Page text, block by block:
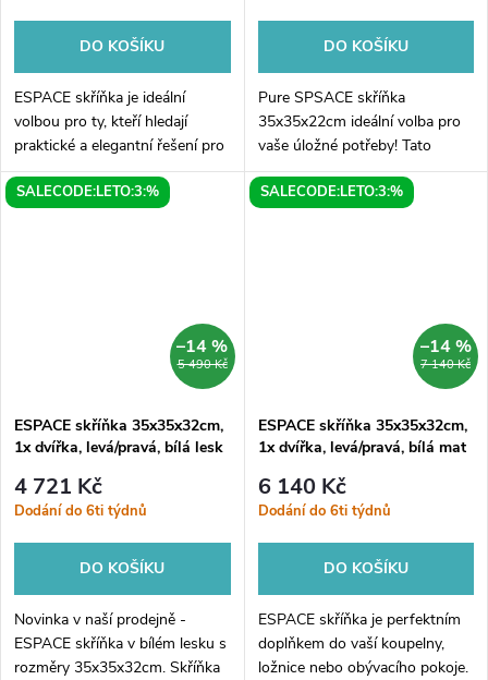
DO KOŠÍKU
ESPACE skříňka je ideální
volbou pro ty, kteří hledají
praktické a elegantní řešení pro
uložení svých věcí. S rozměry
35x35x22cm poskytuje
DO KOŠÍKU
Pure SPSACE skříňka
35x35x22cm ideální volba pro
vaše úložné potřeby! Tato
elegantní skříňka je vyrobena z
kvalitního jilmového dřeva v
SALECODE:LETO:3:%
5 490 Kč
–14 %
ESPACE skříňka 35x35x32cm,
1x dvířka, levá/pravá, bílá lesk
4 721 Kč
Dodání do 6ti týdnů
DO KOŠÍKU
Novinka v naší prodejně -
ESPACE skříňka v bílém lesku s
rozměry 35x35x32cm. Skříňka
SALECODE:LETO:3:%
7 140 Kč
–14 %
ESPACE skříňka 35x35x32cm,
1x dvířka, levá/pravá, bílá mat
6 140 Kč
Dodání do 6ti týdnů
DO KOŠÍKU
ESPACE skříňka je perfektním
doplňkem do vaší koupelny,
ložnice nebo obývacího pokoje.